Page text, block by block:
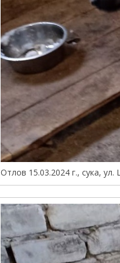
Отлов 15.03.2024 г., сука,